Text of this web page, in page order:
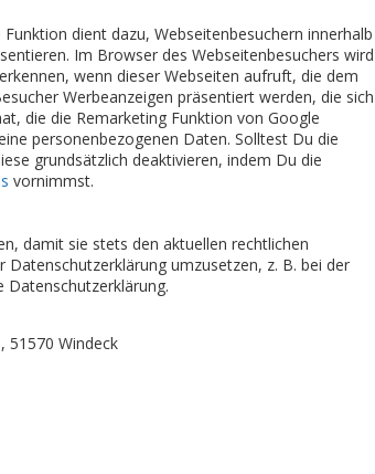
dient dazu, Webseitenbesuchern innerhalb
Im Browser des Webseitenbesuchers wird
wenn dieser Webseiten aufruft, die dem
Werbeanzeigen präsentiert werden, die sich
die die Remarketing Funktion von Google
personenbezogenen Daten. Solltest Du die
grundsätzlich deaktivieren, indem Du die
vornimmst.
damit sie stets den aktuellen rechtlichen
umzusetzen, z. B. bei der
Datenschutzerklärung.
51570 Windeck